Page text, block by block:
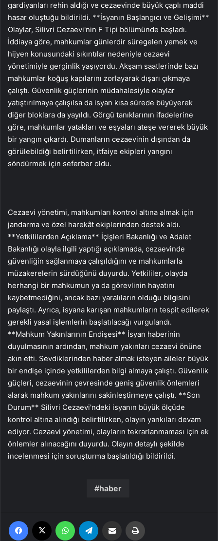
gardiyanları rehin aldığı ve cezaevinde büyük çaplı maddi
hasar oluştuğu bildirildi. **İsyanın Başlangıcı ve Gelişimi**
Olaylar, Silivri Cezaevi'nin F Tipi bölümünde başladı.
İddiaya göre, mahkumlar günlerdir süregelen yemek ve
hijyen konusundaki sıkıntılar nedeniyle cezaevi
yönetimiyle gerginlik yaşıyordu. Akşam saatlerinde bazı
mahkumlar koğuş kapılarını zorlayarak dışarı çıkmaya
çalıştı. Güvenlik güçlerinin müdahalesiyle olaylar
yatıştırılmaya çalışılsa da isyan kısa sürede büyüyerek
diğer bloklara da yayıldı. Görgü tanıklarının ifadelerine
göre, mahkumlar yatakları ve eşyaları ateşe vererek büyük
bir yangın çıkardı. Dumanların cezaevinin dışından da
görülebildiği belirtilirken, itfaiye ekipleri yangını
söndürmek için seferber oldu.
Cezaevi yönetimi, mahkumları kontrol altına almak için
jandarma ve özel harekât ekiplerinden destek aldı.
**Yetkililerden Açıklama** İçişleri Bakanlığı ve Adalet
Bakanlığı olayla ilgili yaptığı açıklamada, cezaevinde
güvenliğin sağlanmaya çalışıldığını ve mahkumlarla
müzakerelerin sürdüğünü duyurdu. Yetkililer, olayda
herhangi bir mahkumun ya da görevlinin hayatını
kaybetmediğini, ancak bazı yaralıların olduğu bilgisini
paylaştı. Ayrıca, isyana karışan mahkumların tespit edilerek
gerekli yasal işlemlerin başlatılacağı vurgulandı.
**Mahkum Yakınlarının Endişesi** İsyan haberinin
duyulmasının ardından, mahkum yakınları cezaevi önüne
akın etti. Sevdiklerinden haber almak isteyen aileler büyük
bir endişe içinde yetkililerden bilgi almaya çalıştı. Güvenlik
güçleri, cezaevinin çevresinde geniş güvenlik önlemleri
alarak mahkum yakınlarını sakinleştirmeye çalıştı. **Son
Durum** Silivri Cezaevi'ndeki isyanın büyük ölçüde
kontrol altına alındığı belirtilirken, olayın yankıları devam
ediyor. Cezaevi yönetimi, olayların tekrarlanmaması için ek
önlemler alınacağını duyurdu. Olayın detaylı şekilde
incelenmesi için soruşturma başlatıldığı bildirildi.
haber
Facebook WhatsApp Email'den paylaş